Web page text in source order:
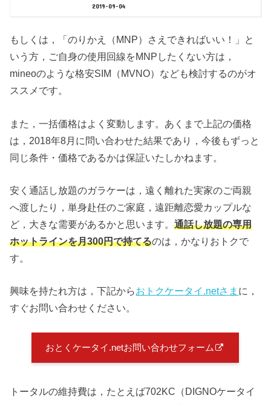
2019-09-04
もしくは，「のりかえ（MNP）さえできればいい！」と
いう方，ご自身の使用回線をMNPしたくない方は，
mineoのような格安SIM（MVNO）なども検討するのがオ
ススメです。
また，一括価格はよく変動します。あくまで上記の価格
は，2018年8月に問い合わせた結果であり，今後もずっと
同じ条件・価格であるかは保証いたしかねます。
安く通話し放題のガラケーは，遠く離れた実家のご両親
へ渡したり，単身赴任のご家庭，遠距離恋愛カップルな
ど，大きな需要があるかと思います。通話し放題の専用
ホットラインを月300円で持てるのは，かなりおトクで
す。
興味を持たれ方は，下記からおトクケータイ.netさま に，
すぐお問い合わせください。
おとくケータイ.netお問い合わせフォーム
トータルの維持費は，たとえば702KC（DIGNOケータイ